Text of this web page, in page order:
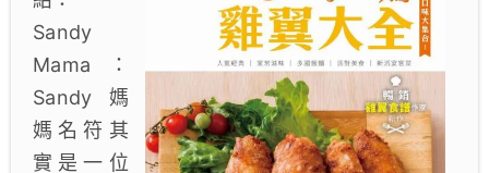
下載區
Sandy
Mama：
Sandy 媽
媽名符其
實是一位